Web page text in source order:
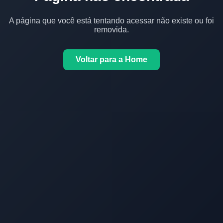
A página que você está tentando acessar não existe ou foi
removida.
Voltar para a Home